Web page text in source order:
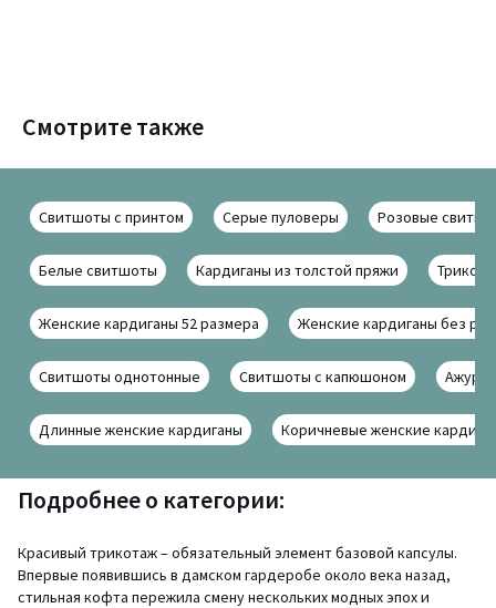
Смотрите также
Свитшоты с принтом Серые пуловеры Розовые
Белые свитшоты Кардиганы из толстой пряжи
Женские кардиганы 52 размера Женские кардиганы без
Свитшоты однотонные Свитшоты с капюшоном
Длинные женские кардиганы Коричневые женские
Подробнее о категории:
Красивый трикотаж – обязательный элемент базовой капсулы.
Впервые появившись в дамском гардеробе около века назад,
стильная кофта пережила смену нескольких модных эпох и